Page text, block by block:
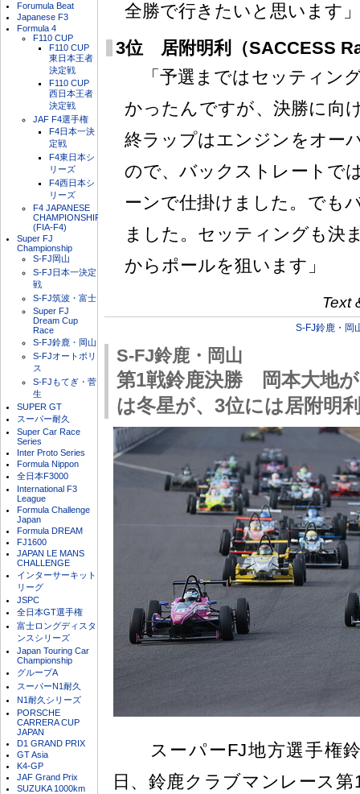
Forumula Beat
Japanese F3
Formula 4
F110 CUP
F110 CUP
東日本王者
決定戦
F110 CUP
西日本王者
決定戦
JAF F4選手権
F4日本一決
定戦
F4東日本シ
リーズ
F4西日本シ
リーズ
F4 JAPANESE
CHAMPIONSHIP
(FIA-F4)
Super FJ
Championship
S-FJ岡山
S-FJ日本一決定
戦
S-FJ筑波・富士
Super FJ
Dream Cup
Race
S-FJ鈴鹿・岡山
S-FJオートポリ
ス
S-FJもてぎ・菅
生
SUPER GT
スーパー耐久
Super Car Race
Series
Inter Proto Series
Formula Nippon
全日本F3000
International F3
League
Formula Challenge
Japan
Formula DREAM
FJ1600
JAPAN LE MANS
CHALLENGE
インターサーキット
リーグ
JSPC
全日本GT選手権
富士ロングディスタ
ンスシリーズ
Japan Touring Car
Championship
グループA
スーパーN1耐久
N1耐久シリーズ
PORSCHE
CARRERA CUP
JAPAN
D1 GRAND PRIX
GT Asia
K4-GP
JAF Grand Prix
SUZUKA 1000km
全勝で行きたいと思います」
3位 居附明利（SACCESS
「予選まではセッティン
かったんですが、決勝に向
終ラップはエンジンをオー
ので、バックストレートで
ーンで仕掛けました。でも
ました。セッティングも決
からポールを狙います」
Text
S-FJ鈴鹿・岡
S-FJ鈴鹿・岡山
第1戦鈴鹿決勝 岡本大地
は冬星が、3位には居附明
スーパーFJ地方選手権鈴
日、鈴鹿クラブマンレース